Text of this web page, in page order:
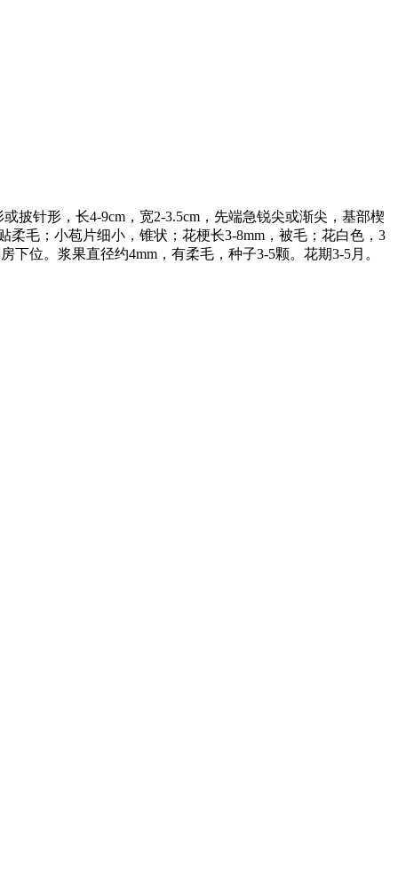
披针形，长4-9cm，宽2-3.5cm，先端急锐尖或渐尖，基部楔
毛；小苞片细小，锥状；花梗长3-8mm，被毛；花白色，3
位。浆果直径约4mm，有柔毛，种子3-5颗。花期3-5月。